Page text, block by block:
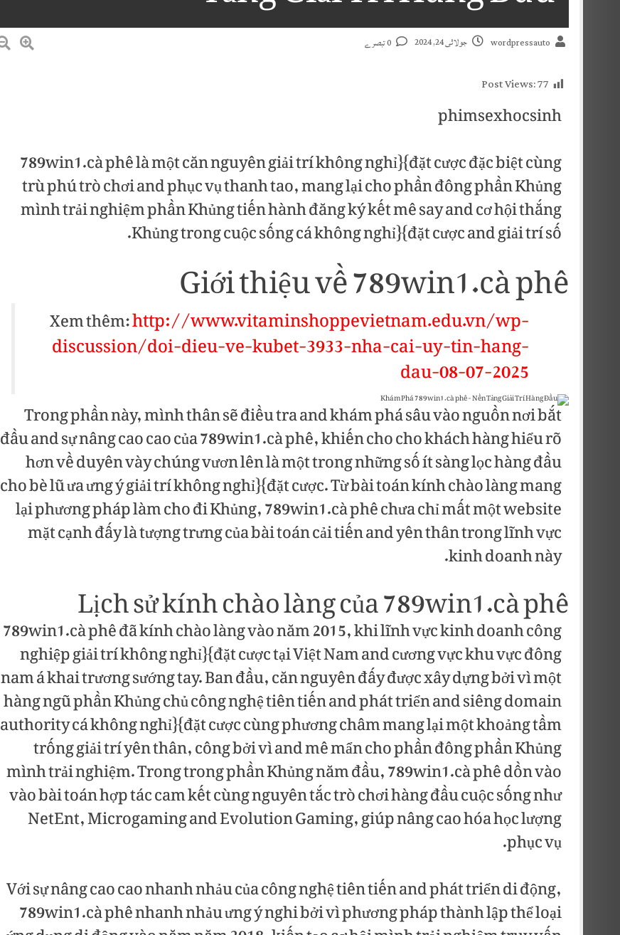
wordpressauto جولائی 24, 2024
Post Views:77
phimsexhocsinh
789win1.cà phê là một căn nguyên giải trí không nghỉ}{đặt cược đặc biệt cùng
trù phú trò chơi and phục vụ thanh tao, mang lại cho phần đông phần Khủng
mình trải nghiệm phần Khủng tiến hành đăng ký kết mê say and cơ hội thắng
Khủng trong cuộc sống cá không nghỉ}{đặt cược and giải trí số.
Giới thiệu về 789win1.cà phê
Xem thêm:http://www.vitaminshoppevietnam.edu.vn/wp-
discussion/doi-dieu-ve-kubet-3933-nha-cai-uy-tin-hang-
dau-08-07-2025
Trong phần này, mình thân sẽ điều tra and khám phá sâu vào nguồn nơi bắt
đầu and sự nâng cao cao của 789win1.cà phê, khiến cho cho khách hàng hiểu rõ
hơn về duyên vày chúng vươn lên là một trong những số ít sàng lọc hàng đầu
cho bè lũ ưa ưng ý giải trí không nghỉ}{đặt cược. Từ bài toán kính chào làng mang
lại phương pháp làm cho đi Khủng, 789win1.cà phê chưa chỉ mất một website
mặt cạnh đấy là tượng trưng của bài toán cải tiến and yên thân trong lĩnh vực
kinh doanh này.
Lịch sử kính chào làng của 789win1.cà phê
789win1.cà phê đã kính chào làng vào năm 2015, khi lĩnh vực kinh doanh công
nghiệp giải trí không nghỉ}{đặt cược tại Việt Nam and cương vực khu vực đông
nam á khai trương sướng tay. Ban đầu, căn nguyên đấy được xây dựng bởi vì một
hàng ngũ phần Khủng chủ công nghệ tiên tiến and phát triển and siêng domain
authority cá không nghỉ}{đặt cược cùng phương châm mang lại một khoảng tầm
trống giải trí yên thân, công bởi vì and mê mẩn cho phần đông phần Khủng
mình trải nghiệm. Trong trong phần Khủng năm đầu, 789win1.cà phê dồn vào
vào bài toán hợp tác cam kết cùng nguyên tắc trò chơi hàng đầu cuộc sống như
NetEnt, Microgaming and Evolution Gaming, giúp nâng cao hóa học lượng
phục vụ.
Với sự nâng cao cao nhanh nhảu của công nghệ tiên tiến and phát triển di động,
789win1.cà phê nhanh nhảu ưng ý nghi bởi vì phương pháp thành lập thể loại